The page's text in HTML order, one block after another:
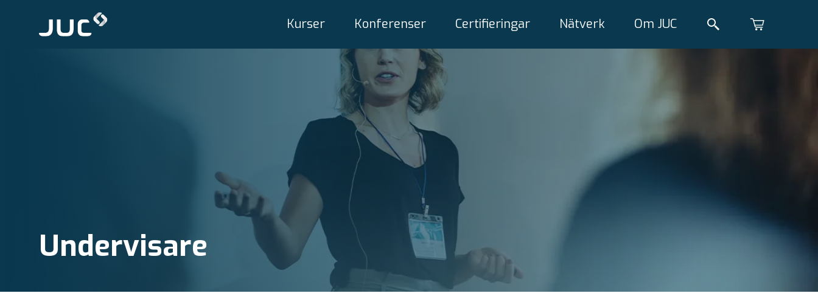
Kurser Konferenser Certifieringar Nätverk Om JUC
Undervisare